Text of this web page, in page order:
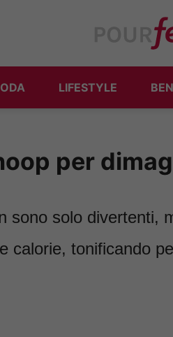
LIFESTYLE
per
sono solo divertenti,
calorie, tonificando